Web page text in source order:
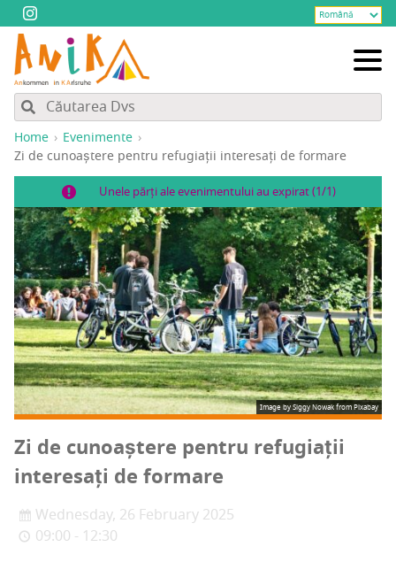
Home
Evenimente
Zi de cunoaș­te­re pen­tru refu­gi­a­ții inte­re­sați de formare
Unele părți ale evenimentului au expirat (1/1)
Image bySiggy NowakfromPixabay
Zi de cunoaș­te­re pen­tru refu­gi­a­ții
inte­re­sați de formare
Wednesday, 26 February 2025
09:00 - 12:30